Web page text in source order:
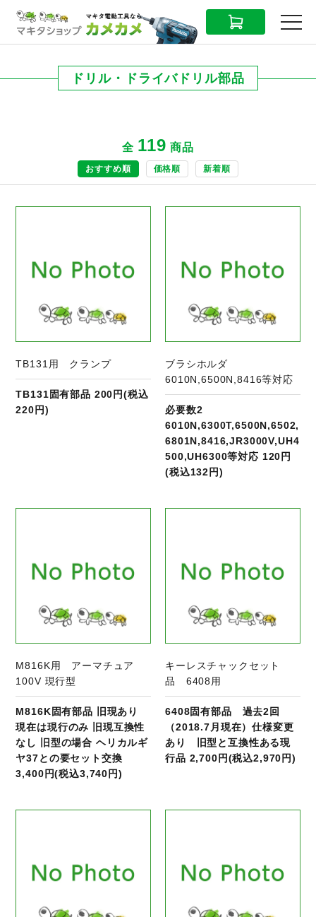
CART MENU
ドリル・ドライバドリル部品
全 119 商品
おすすめ順 価格順 新着順
TB131用 クランプ
TB131固有部品 200円(税込
220円)
ブラシホルダ
6010N,6500N,8416等対応
必要数2
6010N,6300T,6500N,6502,
6801N,8416,JR3000V,UH4
500,UH6300等対応 120円
(税込132円)
M816K用 アーマチュア
100V 現行型
M816K固有部品 旧現あり
現在は現行のみ 旧現互換性
なし 旧型の場合 ヘリカルギ
ヤ37との要セット交換
3,400円(税込3,740円)
キーレスチャックセット
品 6408用
6408固有部品 過去2回
（2018.7月現在）仕様変更
あり 旧型と互換性ある現
行品 2,700円(税込2,970円)